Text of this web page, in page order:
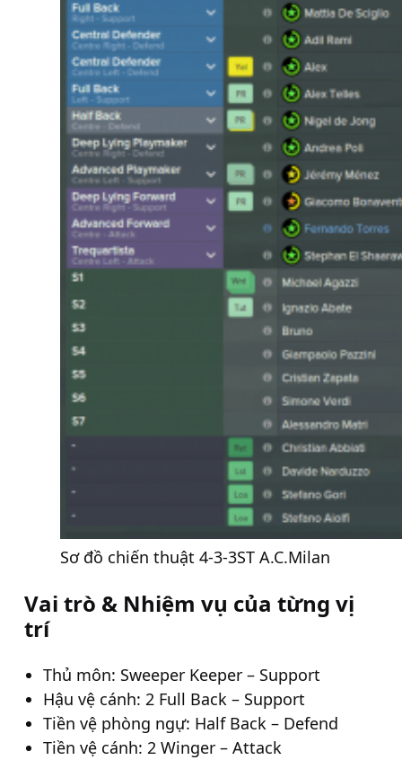
Sơ đồ chiến thuật 4-3-3ST A.C.Milan
Vai trò & Nhiệm vụ của từng vị
trí
Thủ môn: Sweeper Keeper – Support
Hậu vệ cánh: 2 Full Back – Support
Tiền vệ phòng ngự: Half Back – Defend
Tiền vệ cánh: 2 Winger – Attack